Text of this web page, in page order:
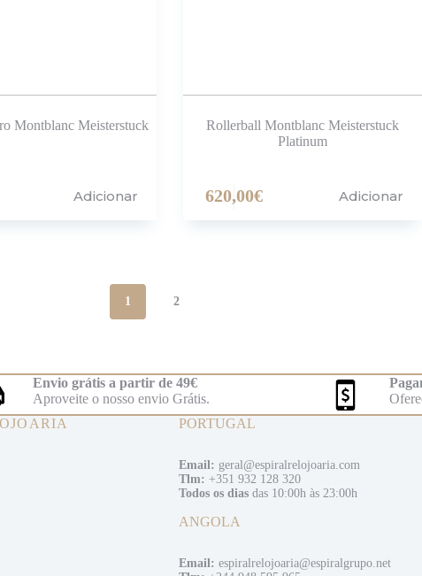
Montblanc Meisterstuck
Adicionar
Rollerball Montblanc Meisterstuck
Platinum
620,00€ Adicionar
1 2
Envio grátis a partir de 49€
Aproveite o nosso envio Grátis.
PORTUGAL
Email: geral@espiralrelojoaria.com
Tlm: +351 932 128 320
Todos os diasdas 10:00h às 23:00h
ANGOLA
Email: espiralrelojoaria@espiralgrupo.net